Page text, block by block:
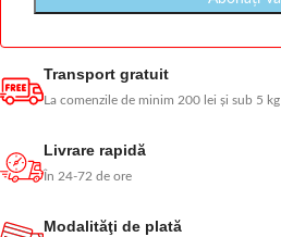
Transport gratuit
La comenzile de minim 200 lei și sub 5 kg
Livrare rapidă
În 24-72 de ore
Modalităţi de plată